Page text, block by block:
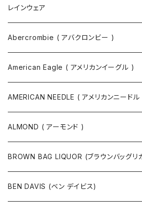
ボディバッグ
バックパック
ツールバッグ
ボディバッグ・ヒップバッグ
ボストンバッグ / 旅行バッグ
ポーチ
ネックレス
指輪
バングル
サングラス
マスク
ベルト
その他
レインウェア
Abercrombie ( アバクロンビー )
スウェット
カットソー
ニット
ジャケット・ブルゾン
コート
American Eagle ( アメリカンイーグル )
ニット
スウェット
カットソー
パンツ
AMERICAN NEEDLE ( アメリカンニードル
ALMOND ( アーモンド )
BROWN BAG LIQUOR (ブラウンバッグリ
半袖Tシャツ
BEN DAVIS (ベン デイビス)